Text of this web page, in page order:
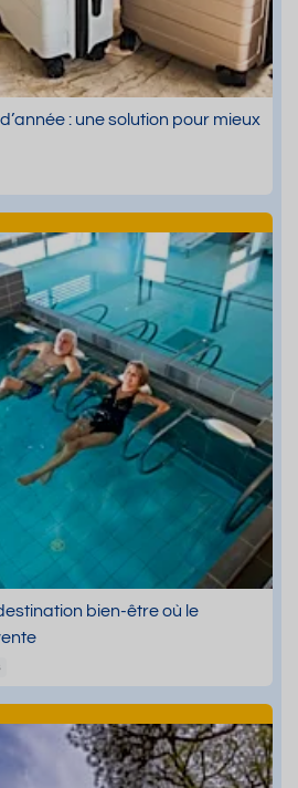
: une solution pour mieux
bien-être où le